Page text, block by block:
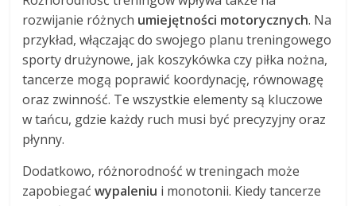
rozwijanie różnych umiejętności motorycznych. Na
przykład, włączając do swojego planu treningowego
sporty drużynowe, jak koszykówka czy piłka nożna,
tancerze mogą poprawić koordynację, równowagę
oraz zwinność. Te wszystkie elementy są kluczowe
w tańcu, gdzie każdy ruch musi być precyzyjny oraz
płynny.
Dodatkowo, różnorodność w treningach może
zapobiegaćwypaleniu i monotonii. Kiedy tancerze